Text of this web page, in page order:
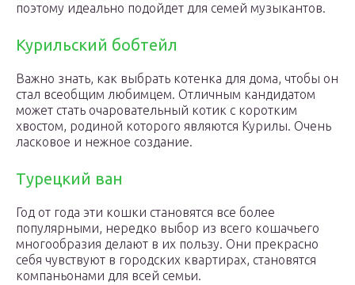
поэтому идеально подойдет для семей музыкантов.
Курильский бобтейл
Важно знать, как выбрать котенка для дома, чтобы он
стал всеобщим любимцем. Отличным кандидатом
может стать очаровательный котик с коротким
хвостом, родиной которого являются Курилы. Очень
ласковое и нежное создание.
Турецкий ван
Год от года эти кошки становятся все более
популярными, нередко выбор из всего кошачьего
многообразия делают в их пользу. Они прекрасно
себя чувствуют в городских квартирах, становятся
компаньонами для всей семьи.